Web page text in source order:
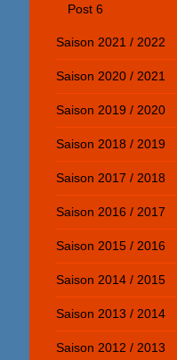
Post 6
Saison 2021 / 2022
Saison 2020 / 2021
Saison 2019 / 2020
Saison 2018 / 2019
Saison 2017 / 2018
Saison 2016 / 2017
Saison 2015 / 2016
Saison 2014 / 2015
Saison 2013 / 2014
Saison 2012 / 2013